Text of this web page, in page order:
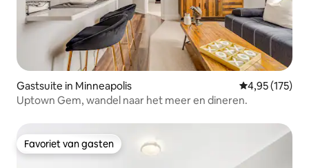
Gastsuite in Minneapolis Gemiddelde
4,95 (175)
Uptown Gem, wandel naar het meer en dineren.
Favoriet van gasten
Favoriet van gasten